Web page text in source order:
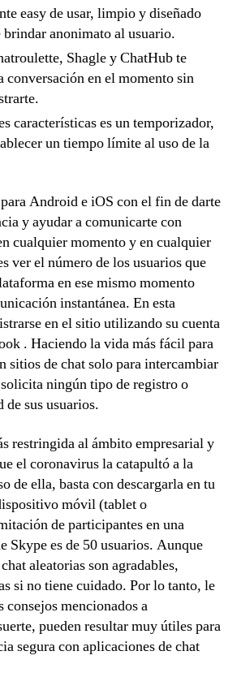
easy de usar, limpio y diseñado
anonimato al usuario.
Shagle y ChatHub te
en el momento sin
características es un temporizador,
un tiempo límite al uso de la
Android e iOS con el fin de darte
y ayudar a comunicarte con
cualquier momento y en cualquier
ver el número de los usuarios que
en ese mismo momento
instantánea. En esta
en el sitio utilizando su cuenta
. Haciendo la vida más fácil para
sitios de chat solo para intercambiar
ningún tipo de registro o
de sus usuarios.
restringida al ámbito empresarial y
el coronavirus la catapultó a la
de ella, basta con descargarla en tu
móvil (tablet o
de participantes en una
Skype es de 50 usuarios. Aunque
aleatorias son agradables,
si no tiene cuidado. Por lo tanto, le
consejos mencionados a
pueden resultar muy útiles para
segura con aplicaciones de chat